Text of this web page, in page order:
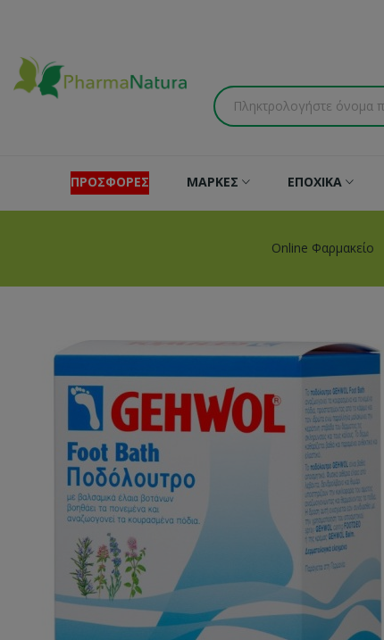
ΠΡΟΣΦΟΡΕΣ ΜΑΡΚΕΣ ΕΠΟΧΙΚΑ
Online Φαρμακείο